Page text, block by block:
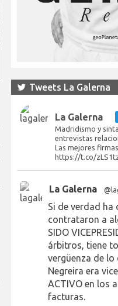
Tweets La Galerna
La Galerna
Madridismo y
entrevistas
Las mejores
https://t.co/
La Galerna
Si de verdad ha
contrataron a
SIDO
árbitros, tiene
vergüenza de lo
Negreira era
ACTIVO en los
facturas.